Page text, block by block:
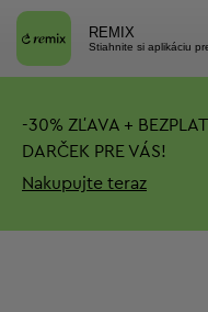
REMIX
Stiahnite si aplikáciu
-30% ZĽAVA +
DARČEK PRE VÁS!
Nakupujte teraz